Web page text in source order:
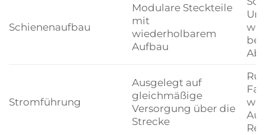
Schienenaufbau
Modulare Steckteile
mit
wiederholbarem
Aufbau
Stromführung
Ausgelegt auf
gleichmäßige
Versorgung über die
Strecke